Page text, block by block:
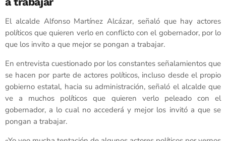
El alcalde Alfonso Martínez Alcázar, señaló que hay actores
políticos que quieren verlo en conflicto con el gobernador, por lo
que los invito a que mejor se pongan a trabajar.
En entrevista cuestionado por los constantes señalamientos que
se hacen por parte de actores políticos, incluso desde el propio
gobierno estatal, hacia su administración, señaló el alcalde que
ve a muchos políticos que quieren verlo peleado con el
gobernador, a lo cual no accederá y mejor los invitó a que se
pongan a trabajar.